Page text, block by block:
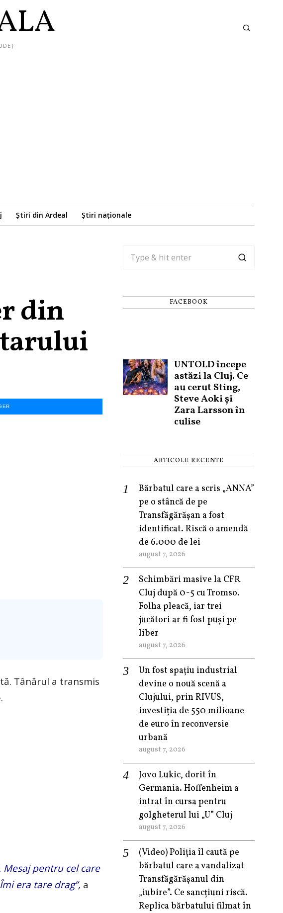
Știri din Ardeal Știri naționale
din
Tânărul a transmis
pentru cel care
era tare drag”, a
FACEBOOK
UNTOLD începe
astăzi la Cluj. Ce
au cerut Sting,
Steve Aoki și
Zara Larsson în
culise
ARTICOLE RECENTE
Bărbatul care a scris „ANNA”
pe o stâncă de pe
Transfăgărășan a fost
identificat. Riscă o amendă
de 6.000 de lei
august 7, 2026
Schimbări masive la CFR
Cluj după 0-5 cu Tromso.
Folha pleacă, iar trei
jucători ar fi fost puși pe
liber
august 7, 2026
Un fost spațiu industrial
devine o nouă scenă a
Clujului, prin RIVUS,
investiția de 550 milioane
de euro în reconversie
urbană
august 7, 2026
Jovo Lukic, dorit în
Germania. Hoffenheim a
intrat în cursa pentru
golgheterul lui „U” Cluj
august 7, 2026
(Video) Poliția îl caută pe
bărbatul care a vandalizat
Transfăgărășanul din
„iubire”. Ce sancțiuni riscă.
Replica bărbatului filmat în